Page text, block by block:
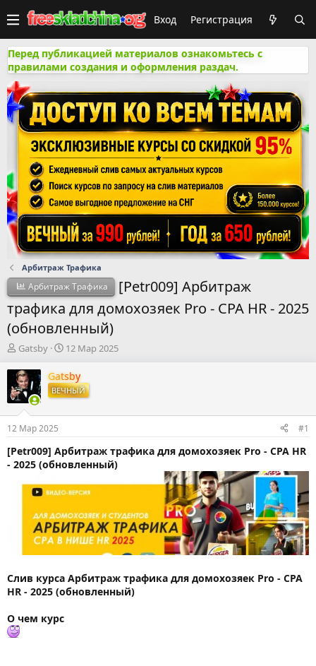
Вход Регистрация
Перед публикацией материалов ознакомьтесь с
правилами создания и оформления раздач.
Арбитраж Трафика
Арбитраж Трафика
[Petr009] Арбитраж
трафика для домохозяек Pro - CPA HR - 2025
(обновленный)
А
т
о
р
т
е
м
ы
Gatsby
Д
т
а
н
а
л
а
12 Мар 2025
Gatsby
ВЕЧНЫЙ
12 Мар 2025 #1
[Petr009] Арбитраж трафика для домохозяек Pro - CPA HR
- 2025 (обновленный)
Слив курса Арбитраж трафика для домохозяек Pro - CPA
HR - 2025 (обновленный)
О чем курс